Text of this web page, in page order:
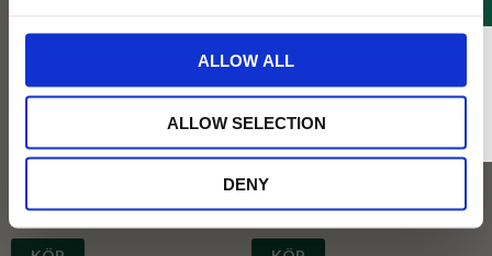
ALLOW ALL
ALLOW SELECTION
DENY
Gåsäggstvål Lotus
En mjuk, återfuktande fast tvål från
Lotus.
Köp 2 för 139:-
Gåsäggstvål Aloe Vera
En mjuk, återfuktande fast tvål från
århundraden använts lindrande mot
79
* Rabatten gäller endast online på Tehusetjava.se. Rabatten fungerar endast på